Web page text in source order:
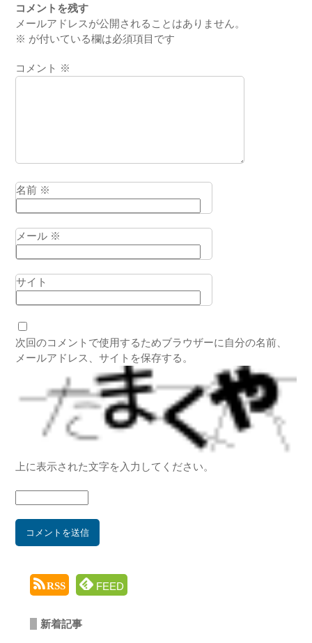
コメントを残す
メールアドレスが公開されることはありません。
※ が付いている欄は必須項目です
コメント ※
名前 ※
メール ※
サイト
次回のコメントで使用するためブラウザーに自分の名前、
メールアドレス、サイトを保存する。
上に表示された文字を入力してください。
RSS FEED
新着記事